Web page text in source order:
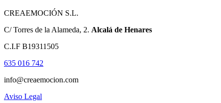
CREAEMOCIÓN S.L.
C/ Torres de la Alameda, 2. Alcalá de Henares
C.I.F B19311505
635 016 742
info@creaemocion.com
Aviso Legal